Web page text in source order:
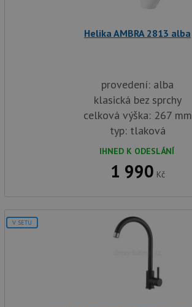
Helika AMBRA 2813 alba
provedení: alba
klasická bez sprchy
celková výška: 267 mm
typ: tlaková
IHNED K ODESLÁNÍ
1 990 Kč
V SETU